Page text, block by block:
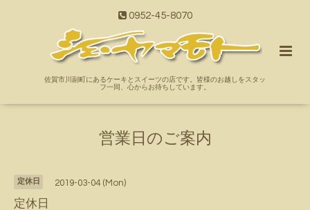
0952-45-8070
佐賀市川副町にあるケーキとスイーツの店です。皆様のお越しをスタッ
フ一同、心からお待ちしています。
営業日のご案内
定休日 2019-03-04 (Mon)
定休日